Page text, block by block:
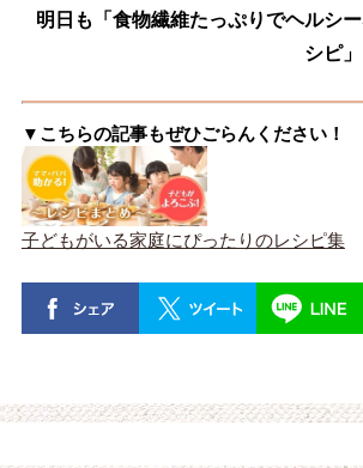
明日も「食物繊維たっぷりでヘルシ
シピ
▼こちらの記事もぜひごらんください！
子どもがいる家庭にぴったりのレシピ集